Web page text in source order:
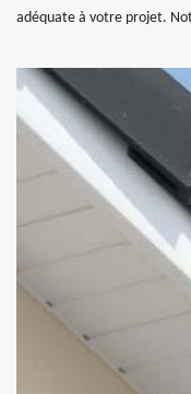
adéquate à votre projet.